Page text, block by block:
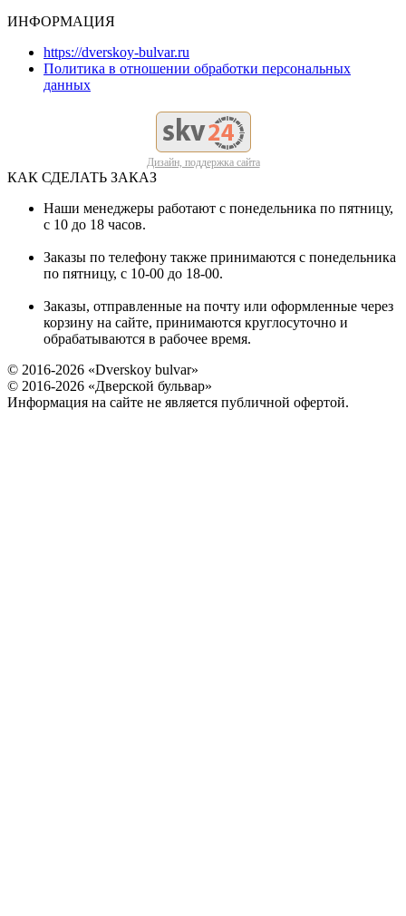
ИНФОРМАЦИЯ
https://dverskoy-bulvar.ru
Политика в отношении обработки персональных
данных
Дизайн, поддержка сайта
КАК СДЕЛАТЬ ЗАКАЗ
Наши менеджеры работают с понедельника по пятницу,
с 10 до 18 часов.
Заказы по телефону также принимаются с понедельника
по пятницу, с 10-00 до 18-00.
Заказы, отправленные на почту или оформленные через
корзину на сайте, принимаются круглосуточно и
обрабатываются в рабочее время.
© 2016-2026 «Dverskoy bulvar»
© 2016-2026 «Дверской бульвар»
Информация на сайте не является публичной офертой.